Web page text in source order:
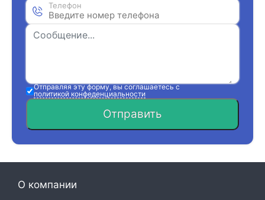
Телефон
Отправляя эту форму, вы соглашаетесь с
политикой конфеденциальности
Отправить
О компании